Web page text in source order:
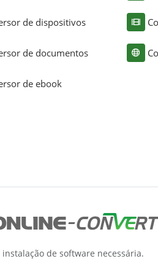
de dispositivos
de documentos
de ebook
de software necessária.